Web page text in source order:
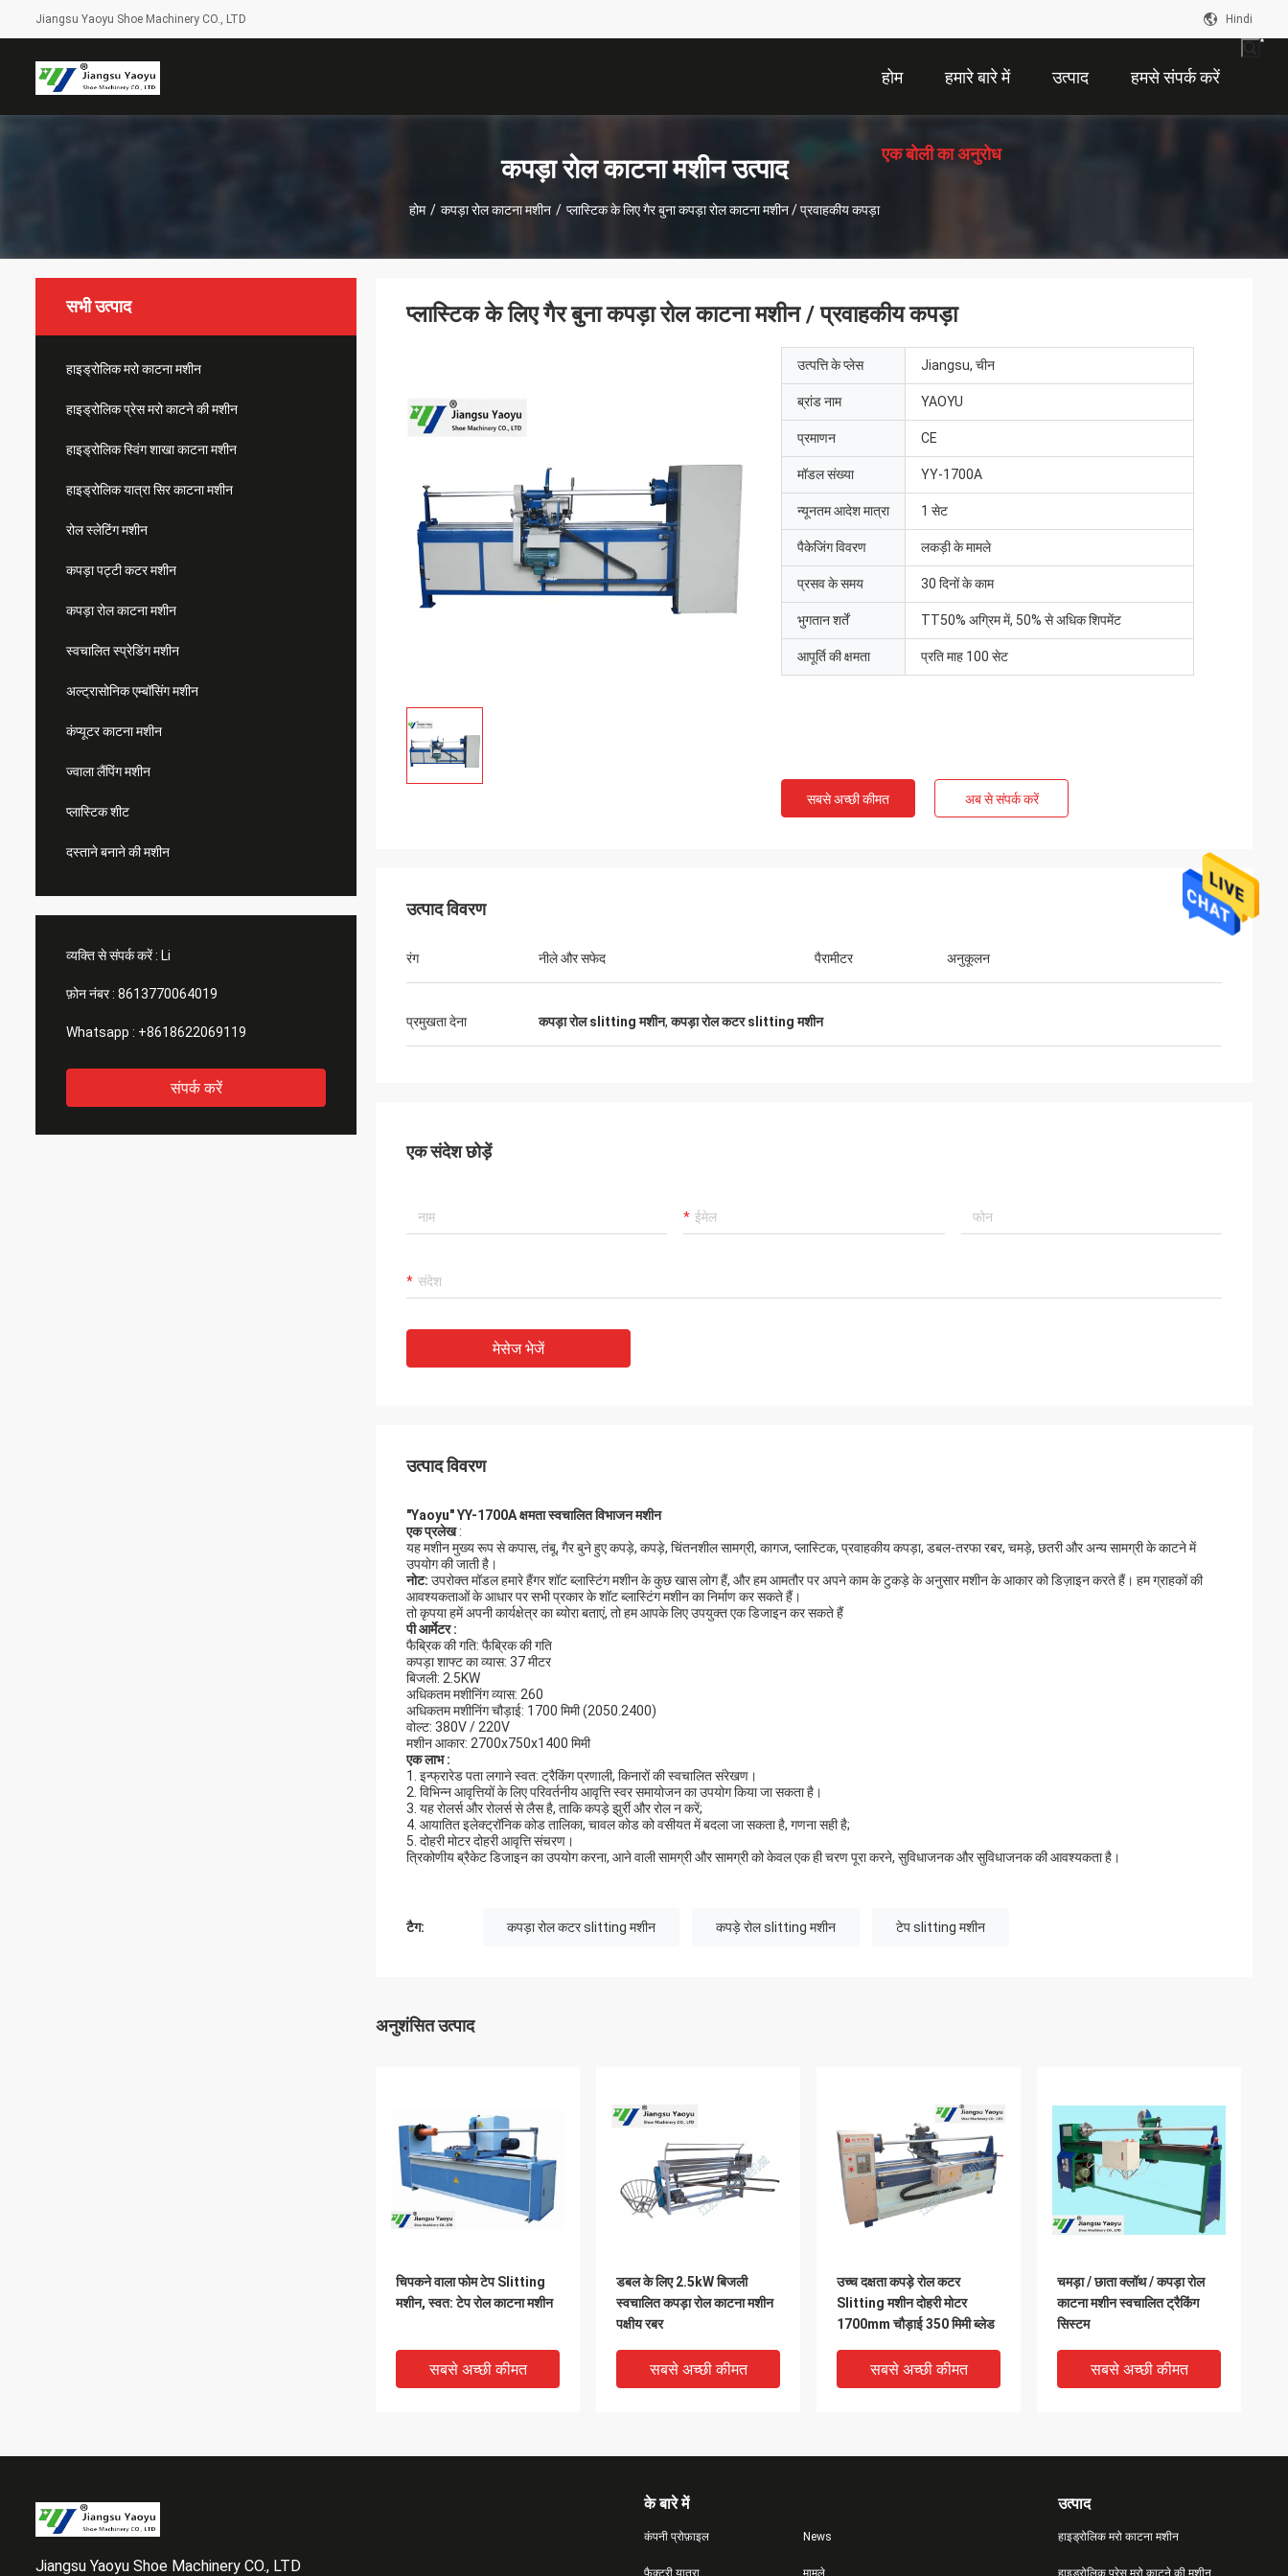
Jiangsu Yaoyu Shoe Machinery CO., LTD Hindi
होम हमारे बारे में उत्पाद हमसे संपर्क करें
एक बोली का अनुरोध
कपड़ा रोल काटना मशीन उत्पाद
होम / कपड़ा रोल काटना मशीन / प्लास्टिक के लिए गैर बुना कपड़ा रोल काटना मशीन / प्रवाहकीय कपड़ा
सभी उत्पाद
हाइड्रोलिक मरो काटना मशीन
हाइड्रोलिक प्रेस मरो काटने की मशीन
हाइड्रोलिक स्विंग शाखा काटना मशीन
हाइड्रोलिक यात्रा सिर काटना मशीन
रोल स्लेटिंग मशीन
कपड़ा पट्टी कटर मशीन
कपड़ा रोल काटना मशीन
स्वचालित स्प्रेडिंग मशीन
अल्ट्रासोनिक एम्बॉसिंग मशीन
कंप्यूटर काटना मशीन
ज्वाला लैंपिंग मशीन
प्लास्टिक शीट
दस्ताने बनाने की मशीन
व्यक्ति से संपर्क करें : Li
फ़ोन नंबर : 8613770064019
Whatsapp : +8618622069119
संपर्क करें
प्लास्टिक के लिए गैर बुना कपड़ा रोल काटना मशीन / प्रवाहकीय कपड़ा
उत्पत्ति के प्लेस Jiangsu, चीन
ब्रांड नाम YAOYU
प्रमाणन CE
मॉडल संख्या YY-1700A
न्यूनतम आदेश मात्रा 1 सेट
पैकेजिंग विवरण लकड़ी के मामले
प्रसव के समय 30 दिनों के काम
भुगतान शर्तें TT50% अग्रिम में, 50% से अधिक शिपमेंट
आपूर्ति की क्षमता प्रति माह 100 सेट
सबसे अच्छी कीमत अब से संपर्क करें
उत्पाद विवरण
रंग नीले और सफेद पैरामीटर अनुकूलन
प्रमुखता देना कपड़ा रोल slitting मशीन,कपड़ा रोल कटर slitting मशीन
एक संदेश छोड़ें
मेसेज भेजें
उत्पाद विवरण
"Yaoyu"YY-1700Aक्षमतास्वचालित विभाजन मशीन
एकप्रलेख:
यह मशीन मुख्य रूप से कपास, तंबू, गैर बुने हुए कपड़े, कपड़े, चिंतनशील सामग्री, कागज, प्लास्टिक, प्रवाहकीय कपड़ा, डबल-तरफा रबर, चमड़े, छतरी और अन्य सामग्री के काटने में
उपयोग की जाती है।
नोट: उपरोक्त मॉडल हमारे हैंगर शॉट ब्लास्टिंग मशीन के कुछ खास लोग हैं, और हम आमतौर पर अपने काम के टुकड़े के अनुसार मशीन के आकार को डिज़ाइन करते हैं। हम ग्राहकों की
आवश्यकताओं के आधार पर सभी प्रकार के शॉट ब्लास्टिंग मशीन का निर्माण कर सकते हैं।
तो कृपया हमें अपनी कार्यक्षेत्र का ब्योरा बताएं, तो हम आपके लिए उपयुक्त एक डिजाइन कर सकते हैं
पीआर्मेटर :
फैब्रिक की गति: फैब्रिक की गति
कपड़ा शाफ्ट का व्यास: 37 मीटर
बिजली: 2.5KW
अधिकतम मशीनिंग व्यास: 260
अधिकतम मशीनिंग चौड़ाई: 1700 मिमी (2050.2400)
वोल्ट: 380V / 220V
मशीन आकार: 2700х750х1400 मिमी
एकलाभ :
1. इन्फ्रारेड पता लगाने स्वत: ट्रैकिंग प्रणाली, किनारों की स्वचालित संरेखण।
2. विभिन्न आवृत्तियों के लिए परिवर्तनीय आवृत्ति स्वर समायोजन का उपयोग किया जा सकता है।
3. यह रोलर्स और रोलर्स से लैस है, ताकि कपड़े झुर्री और रोल न करें;
4. आयातित इलेक्ट्रॉनिक कोड तालिका, चावल कोड को वसीयत में बदला जा सकता है, गणना सही है;
5. दोहरी मोटर दोहरी आवृत्ति संचरण।
त्रिकोणीय ब्रैकेट डिजाइन का उपयोग करना, आने वाली सामग्री और सामग्री को केवल एक ही चरण पूरा करने, सुविधाजनक और सुविधाजनक की आवश्यकता है।
टैग: कपड़ा रोल कटर slitting मशीन कपड़े रोल slitting मशीन टेप slitting मशीन
अनुशंसित उत्पाद
चिपकने वाला फोम टेप Slitting
मशीन, स्वत: टेप रोल काटना मशीन
सबसे अच्छी कीमत
डबल के लिए 2.5kW बिजली
स्वचालित कपड़ा रोल काटना मशीन
पक्षीय रबर
सबसे अच्छी कीमत
उच्च दक्षता कपड़े रोल कटर
Slitting मशीन दोहरी मोटर
1700mm चौड़ाई 350 मिमी ब्लेड
सबसे अच्छी कीमत
चमड़ा / छाता क्लॉथ / कपड़ा रोल
काटना मशीन स्वचालित ट्रैकिंग
सिस्टम
सबसे अच्छी कीमत
Jiangsu Yaoyu Shoe Machinery CO., LTD
के बारे में
कंपनी प्रोफ़ाइल
फैक्टरी यात्रा
News
मामले
उत्पाद
हाइड्रोलिक मरो काटना मशीन
हाइड्रोलिक प्रेस मरो काटने की मशीन